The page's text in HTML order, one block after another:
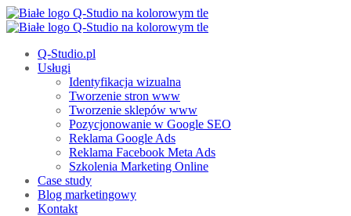
Q-Studio.pl
Usługi
Identyfikacja wizualna
Tworzenie stron www
Tworzenie sklepów www
Pozycjonowanie w Google SEO
Reklama Google Ads
Reklama Facebook Meta Ads
Szkolenia Marketing Online
Case study
Blog marketingowy
Kontakt